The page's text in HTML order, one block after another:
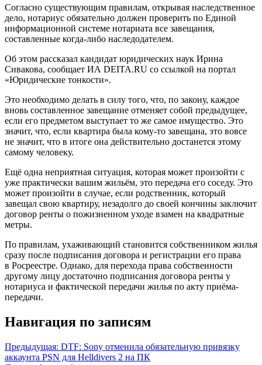
Согласно существующим правилам, открывая наследственное
дело, нотариус обязательно должен проверить по Единой
информационной системе нотариата все завещания,
составленные когда-либо наследодателем.
Об этом рассказал кандидат юридических наук Ирина
Сивакова, сообщает ИА DEITA.RU со ссылкой на портал
«Юридические тонкости».
Это необходимо делать в силу того, что, по закону, каждое
вновь составленное завещание отменяет собой предыдущее,
если его предметом выступает то же самое имущество. Это
значит, что, если квартира была кому-то завещана, это вовсе
не значит, что в итоге она действительно достанется этому
самому человеку.
Ещё одна неприятная ситуация, которая может произойти с
уже практически вашим жильём, это передача его соседу. Это
может произойти в случае, если родственник, который
завещал свою квартиру, незадолго до своей кончины заключит
договор ренты о пожизненном уходе взамен на квадратные
метры.
По правилам, ухаживающий становится собственником жилья
сразу после подписания договора и регистрации его права
в Росреестре. Однако, для перехода права собственности
другому лицу достаточно подписания договора ренты у
нотариуса и фактической передачи жилья по акту приёма-
передачи.
Навигация по записям
Предыдущая: DTF: Sony отменила обязательную привязку
аккаунта PSN для Helldivers 2 на ПК